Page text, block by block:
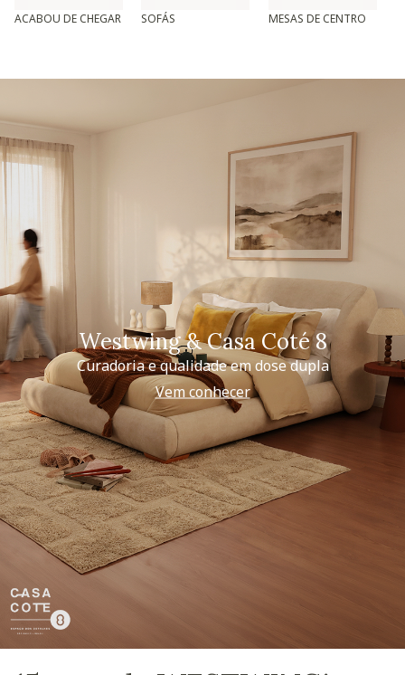
ACABOU DE CHEGAR SOFÁS MESAS DE CENTRO
Westwing & Casa Coté 8
Curadoria e qualidade em dose dupla
Vem conhecer